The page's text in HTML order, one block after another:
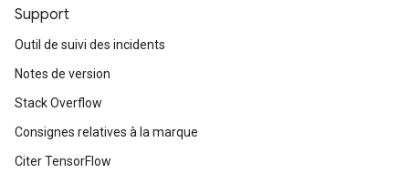
Support
Outil de suivi des incidents
Notes de version
Stack Overflow
Consignes relatives à la marque
Citer TensorFlow